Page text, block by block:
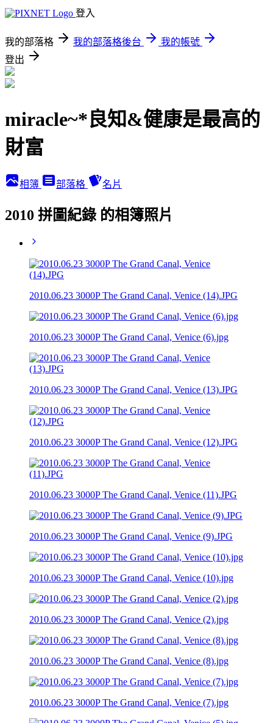
登入
我的部落格 我的部落格後台
我的帳號
登出
miracle~*良知&健康是最高的
財富
相簿 部落格 名片
2010 拼圖紀錄 的相簿照片
2010.06.23 3000P The Grand Canal, Venice (14).JPG
2010.06.23 3000P The Grand Canal, Venice (6).jpg
2010.06.23 3000P The Grand Canal, Venice (13).JPG
2010.06.23 3000P The Grand Canal, Venice (12).JPG
2010.06.23 3000P The Grand Canal, Venice (11).JPG
2010.06.23 3000P The Grand Canal, Venice (9).JPG
2010.06.23 3000P The Grand Canal, Venice (10).jpg
2010.06.23 3000P The Grand Canal, Venice (2).jpg
2010.06.23 3000P The Grand Canal, Venice (8).jpg
2010.06.23 3000P The Grand Canal, Venice (7).jpg